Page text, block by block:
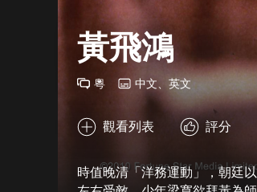
黃飛鴻
粵 中文、英文
觀看列表 評分
時值晚清「洋務運動」，朝廷